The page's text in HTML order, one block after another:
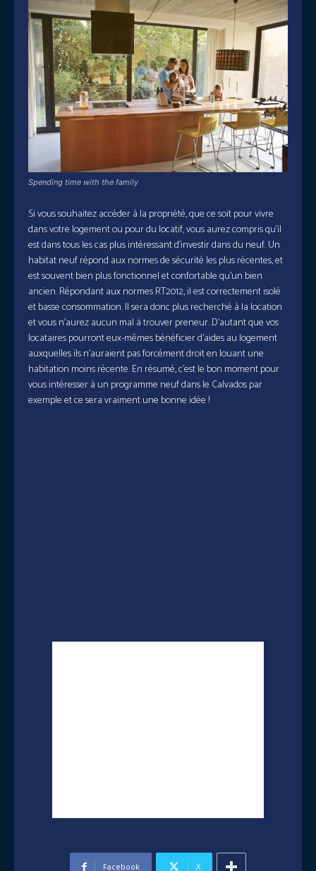
Spending time with the family
Si vous souhaitez accéder à la propriété, que ce soit pour vivre
dans votre logement ou pour du locatif, vous aurez compris qu’il
est dans tous les cas plus intéressant d’investir dans du neuf. Un
habitat neuf répond aux normes de sécurité les plus récentes, et
est souvent bien plus fonctionnel et confortable qu’un bien
ancien. Répondant aux normes RT2012, il est correctement isolé
et basse consommation. Il sera donc plus recherché à la location
et vous n’aurez aucun mal à trouver preneur. D’autant que vos
locataires pourront eux-mêmes bénéficier d’aides au logement
auxquelles ils n’auraient pas forcément droit en louant une
habitation moins récente. En résumé, c’est le bon moment pour
vous intéresser à un programme neuf dans le Calvados par
exemple et ce sera vraiment une bonne idée !
Facebook X